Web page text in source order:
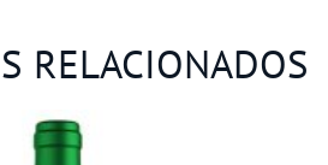
RELACIONADOS